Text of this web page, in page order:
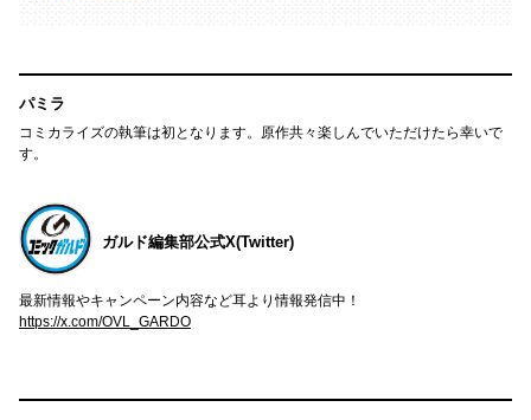
パミラ
コミカライズの執筆は初となります。原作共々楽しんでいただけたら幸いで
す。
ガルド編集部公式X(Twitter)
最新情報やキャンペーン内容など耳より情報発信中！
https://x.com/OVL_GARDO